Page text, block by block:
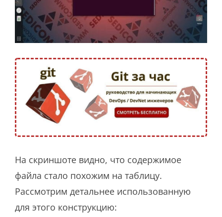
На скриншоте видно, что содержимое
файла стало похожим на таблицу.
Рассмотрим детальнее использованную
для этого конструкцию: